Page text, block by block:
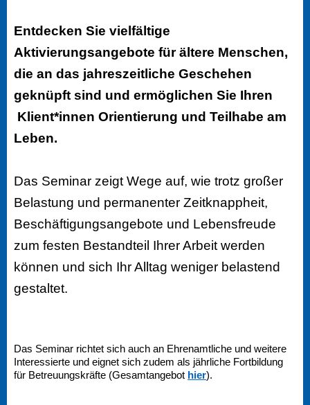
Entdecken Sie vielfältige
Aktivierungsangebote für ältere Menschen,
die an das jahreszeitliche Geschehen
geknüpft sind und ermöglichen Sie Ihren
Klient*innen Orientierung und Teilhabe am
Leben.
Das Seminar zeigt Wege auf, wie trotz großer
Belastung und permanenter Zeitknappheit,
Beschäftigungsangebote und Lebensfreude
zum festen Bestandteil Ihrer Arbeit werden
können und sich Ihr Alltag weniger belastend
gestaltet.
Das Seminar richtet sich auch an Ehrenamtliche und weitere
Interessierte und eignet sich zudem als jährliche Fortbildung
für Betreuungskräfte (Gesamtangebot hier).